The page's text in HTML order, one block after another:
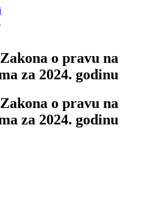
o pravu na
za 2024. godinu
o pravu na
za 2024. godinu